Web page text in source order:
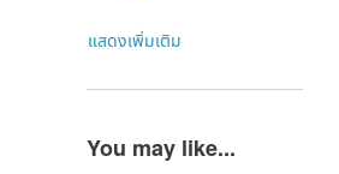
แสดงเพิ่มเติม
You may like...